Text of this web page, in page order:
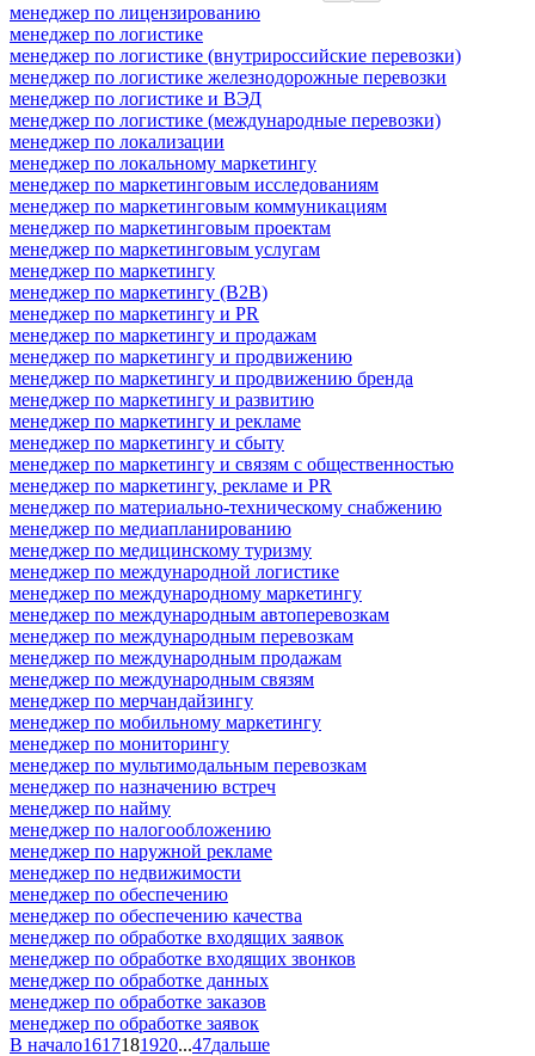
менеджер по лицензированию
менеджер по логистике
менеджер по логистике (внутрироссийские перевозки)
менеджер по логистике железнодорожные перевозки
менеджер по логистике и ВЭД
менеджер по логистике (международные перевозки)
менеджер по локализации
менеджер по локальному маркетингу
менеджер по маркетинговым исследованиям
менеджер по маркетинговым коммуникациям
менеджер по маркетинговым проектам
менеджер по маркетинговым услугам
менеджер по маркетингу
менеджер по маркетингу (B2B)
менеджер по маркетингу и PR
менеджер по маркетингу и продажам
менеджер по маркетингу и продвижению
менеджер по маркетингу и продвижению бренда
менеджер по маркетингу и развитию
менеджер по маркетингу и рекламе
менеджер по маркетингу и сбыту
менеджер по маркетингу и связям с общественностью
менеджер по маркетингу, рекламе и PR
менеджер по материально-техническому снабжению
менеджер по медиапланированию
менеджер по медицинскому туризму
менеджер по международной логистике
менеджер по международному маркетингу
менеджер по международным автоперевозкам
менеджер по международным перевозкам
менеджер по международным продажам
менеджер по международным связям
менеджер по мерчандайзингу
менеджер по мобильному маркетингу
менеджер по мониторингу
менеджер по мультимодальным перевозкам
менеджер по назначению встреч
менеджер по найму
менеджер по налогообложению
менеджер по наружной рекламе
менеджер по недвижимости
менеджер по обеспечению
менеджер по обеспечению качества
менеджер по обработке входящих заявок
менеджер по обработке входящих звонков
менеджер по обработке данных
менеджер по обработке заказов
менеджер по обработке заявок
В начало1617181920...47дальше